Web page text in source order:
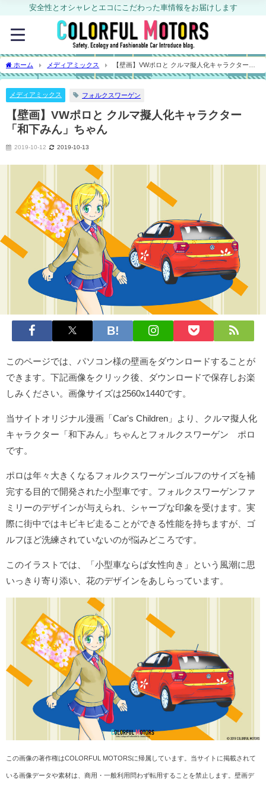
安全性とオシャレとエコにこだわった車情報をお届けします
ホーム メディアミックス
【壁画】VWポロと クルマ擬人化キャラクター
「和下みん」ちゃん
メディアミックス フォルクスワーゲン
【壁画】VWポロと クルマ擬人化キャラクター
「和下みん」ちゃん
2019-10-12 2019-10-13
このページでは、パソコン様の壁画をダウンロードすることが
できます。下記画像をクリック後、ダウンロードで保存しお楽
しみください。画像サイズは2560x1440です。
当サイトオリジナル漫画「Car's Children」より、クルマ擬人化
キャラクター「和下みん」ちゃんとフォルクスワーゲン ポロ
です。
ポロは年々大きくなるフォルクスワーゲンゴルフのサイズを補
完する目的で開発された小型車です。フォルクスワーゲンファ
ミリーのデザインが与えられ、シャープな印象を受けます。実
際に街中ではキビキビ走ることができる性能を持ちますが、ゴ
ルフほど洗練されていないのが悩みどころです。
このイラストでは、「小型車ならば女性向き」という風潮に思
いっきり寄り添い、花のデザインをあしらっています。
この画像の著作権はCOLORFUL MOTORSに帰属しています。当サイトに掲載されて
いる画像データや素材は、商用・一般利用問わず転用することを禁止します。壁画デ